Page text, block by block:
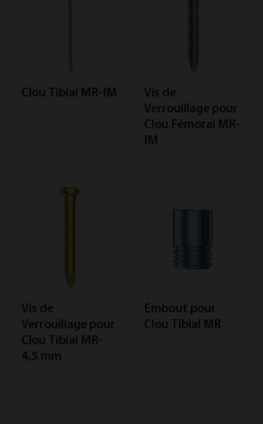
Clou Tibial MR-IM
Vis de
Verrouillage pour
Clou Fémoral MR-
IM
Vis de
Verrouillage pour
Clou Tibial MR-
4,5 mm
Embout pour
Clou Tibial MR